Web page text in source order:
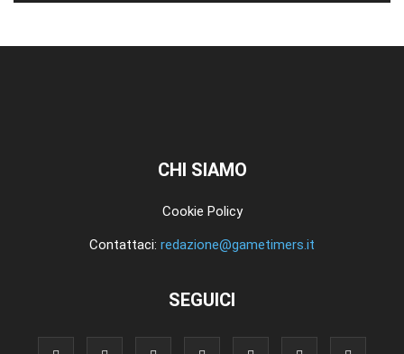
CHI SIAMO
Cookie Policy
Contattaci: redazione@gametimers.it
SEGUICI